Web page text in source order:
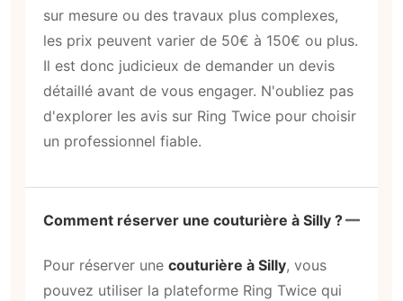
sur mesure ou des travaux plus complexes,
les prix peuvent varier de 50€ à 150€ ou plus.
Il est donc judicieux de demander un devis
détaillé avant de vous engager. N'oubliez pas
d'explorer les avis sur Ring Twice pour choisir
un professionnel fiable.
Comment réserver une couturière à Silly ?
Pour réserver une couturière à Silly, vous
pouvez utiliser la plateforme Ring Twice qui